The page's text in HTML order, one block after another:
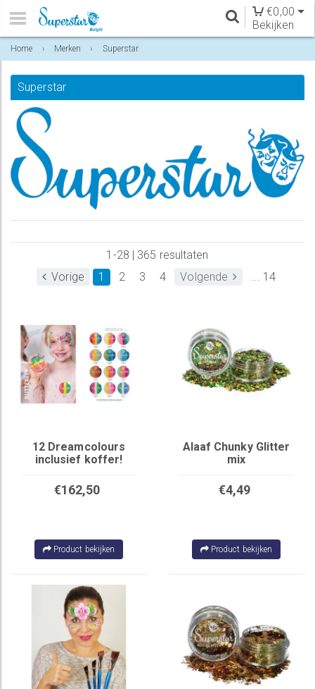
€0,00
Bekijken
Home › Merken › Superstar
Superstar
1-28 | 365 resultaten
Vorige
1 2 3 4 Volgende ... 14
12 Dreamcolours
inclusief koffer!
€162,50
Product bekijken
Alaaf Chunky Glitter
mix
€4,49
Product bekijken